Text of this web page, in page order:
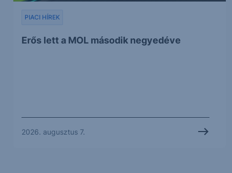
Erős lett a MOL második negyedéve
PIACI HÍREK
2026. augusztus 7.